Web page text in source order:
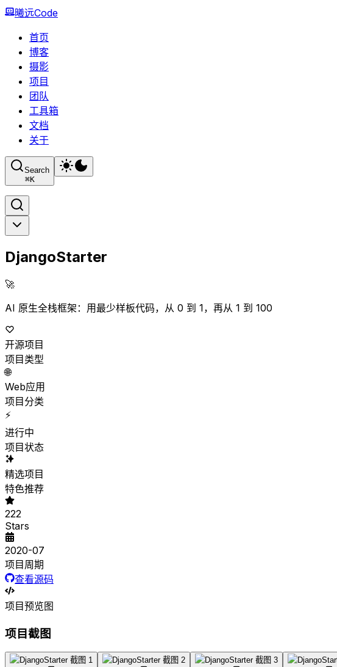
曦远Code
首页
博客
摄影
项目
团队
工具箱
文档
关于
Search
⌘K
DjangoStarter
🚀
AI 原生全栈框架：用最少样板代码，从 0 到 1，再从 1 到 100
开源项目
项目类型
🌐
Web应用
项目分类
⚡
进行中
项目状态
精选项目
特色推荐
222
Stars
2020-07
项目周期
查看源码
项目预览图
项目截图